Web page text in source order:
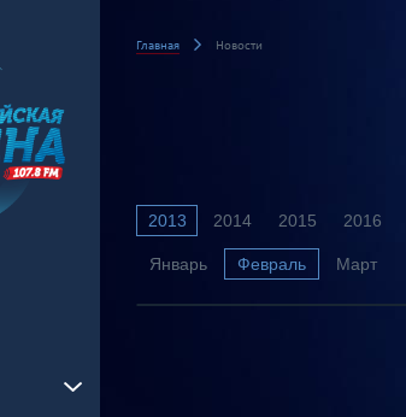
Главная Новости
2013 2014 2015 2016
Январь Февраль Март